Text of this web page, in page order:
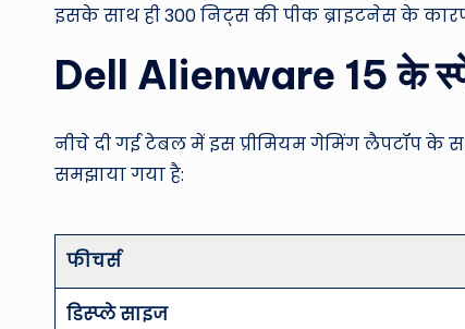
इसके साथ ही 300 निट्स की पीक ब्राइटनेस के
Dell Alienware 15 के
नीचे दी गई टेबल में इस प्रीमियम गेमिंग लैपटॉप के
समझाया गया है:
फीचर्स
डिस्प्ले साइज